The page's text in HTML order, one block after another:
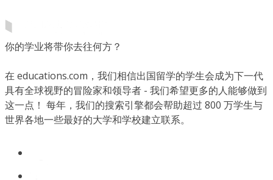
你的学业将带你去往何方？
在 educations.com，我们相信出国留学的学生会成为下一代
具有全球视野的冒险家和领导者 - 我们希望更多的人能够做到
这一点！ 每年，我们的搜索引擎都会帮助超过 800 万学生与
世界各地一些最好的大学和学校建立联系。